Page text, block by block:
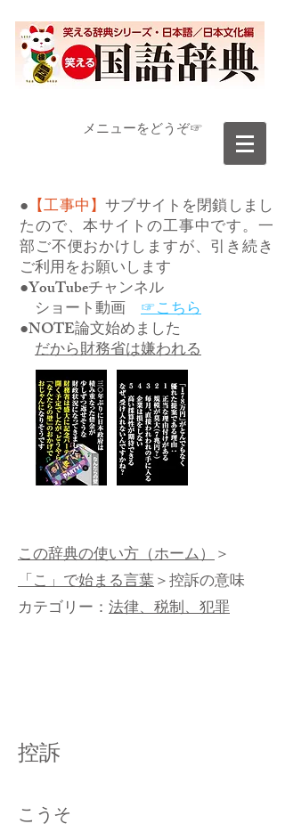
​メニューをどうぞ☞
● 【工事中】サブサイトを閉鎖しまし
たので、本サイトの工事中です。一
部ご不便おかけしますが、引き続き
ご利用をお願いします
●YouTubeチャンネル
ショート動画 ☞こちら
●NOTE論文始めました
だから財務省は嫌われる
この辞典の使い方（ホーム）＞
「こ」で始まる言葉＞控訴の意味
カテゴリー： 法律、税制、犯罪
控訴
こうそ